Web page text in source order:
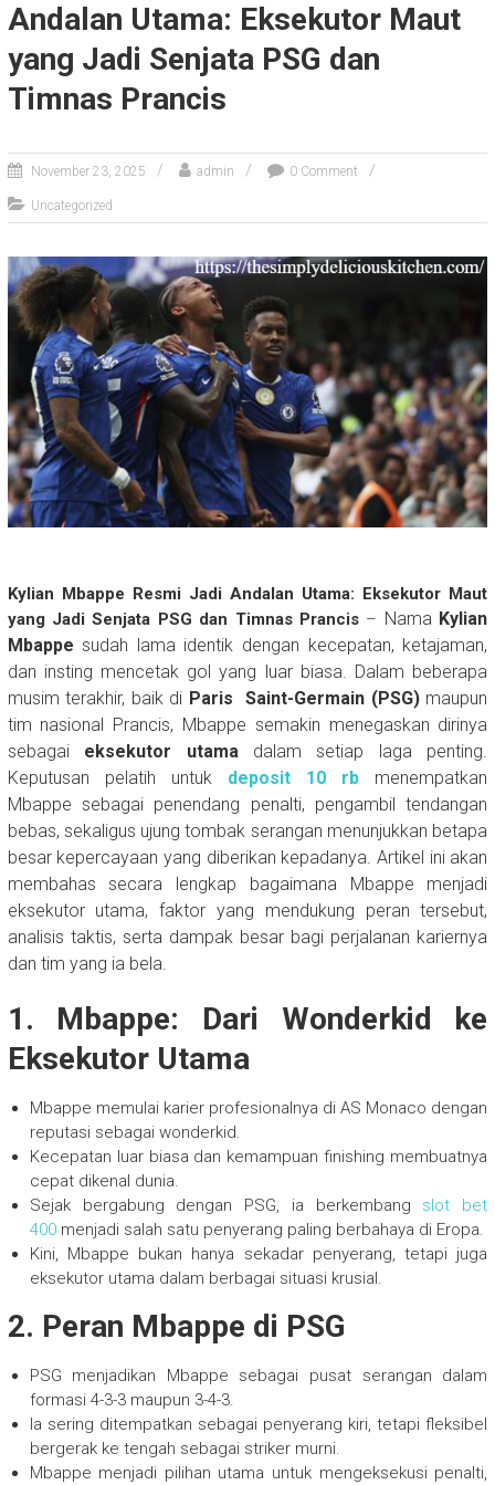
Andalan Utama: Eksekutor Maut
yang Jadi Senjata PSG dan
Timnas Prancis
November 23, 2025 admin 0 Comment
Uncategorized
Kylian Mbappe Resmi Jadi Andalan Utama: Eksekutor Maut
yang Jadi Senjata PSG dan Timnas Prancis – Nama Kylian
Mbappe sudah lama identik dengan kecepatan, ketajaman,
dan insting mencetak gol yang luar biasa. Dalam beberapa
musim terakhir, baik di Paris Saint-Germain (PSG)maupun
tim nasional Prancis, Mbappe semakin menegaskan dirinya
sebagai eksekutor utamadalam setiap laga penting.
Keputusan pelatih untuk deposit 10 rb menempatkan
Mbappe sebagai penendang penalti, pengambil tendangan
bebas, sekaligus ujung tombak serangan menunjukkan betapa
besar kepercayaan yang diberikan kepadanya. Artikel ini akan
membahas secara lengkap bagaimana Mbappe menjadi
eksekutor utama, faktor yang mendukung peran tersebut,
analisis taktis, serta dampak besar bagi perjalanan kariernya
dan tim yang ia bela.
1. Mbappe: Dari Wonderkid ke
Eksekutor Utama
Mbappe memulai karier profesionalnya di AS Monaco dengan
reputasi sebagai wonderkid.
Kecepatan luar biasa dan kemampuan finishing membuatnya
cepat dikenal dunia.
Sejak bergabung dengan PSG, ia berkembang slot bet
400menjadi salah satu penyerang paling berbahaya di Eropa.
Kini, Mbappe bukan hanya sekadar penyerang, tetapi juga
eksekutor utama dalam berbagai situasi krusial.
2. Peran Mbappe di PSG
PSG menjadikan Mbappe sebagai pusat serangan dalam
formasi 4-3-3 maupun 3-4-3.
Ia sering ditempatkan sebagai penyerang kiri, tetapi fleksibel
bergerak ke tengah sebagai striker murni.
Mbappe menjadi pilihan utama untuk mengeksekusi penalti,